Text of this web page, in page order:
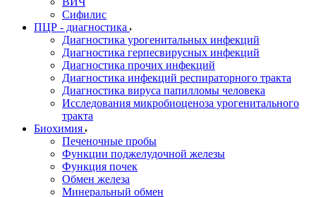
Сифилис
ПЦР - диагностика
Диагностика урогенитальных инфекций
Диагностика герпесвирусных инфекций
Диагностика прочих инфекций
Диагностика инфекций респираторного тракта
Диагностика вируса папилломы человека
Исследования микробиоценоза урогенитального
тракта
Биохимия
Печеночные пробы
Функции поджелудочной железы
Функция почек
Обмен железа
Минеральный обмен